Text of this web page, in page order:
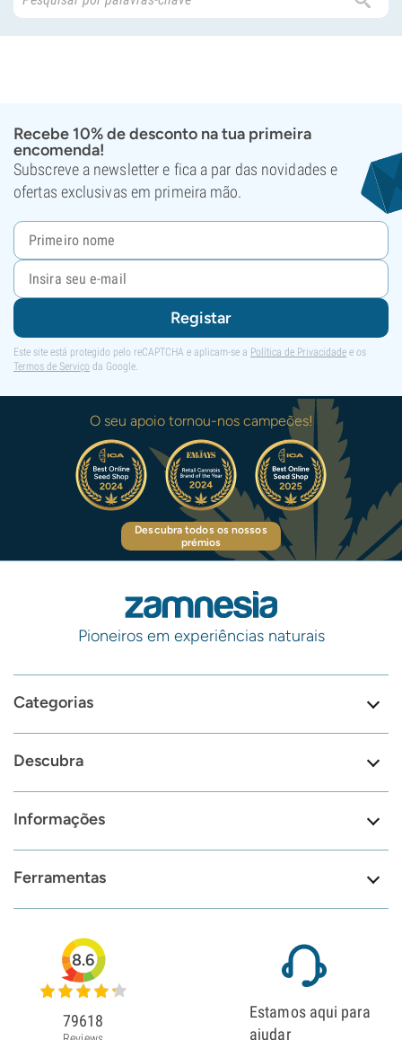
Recebe 10% de desconto na tua primeira
encomenda!
Subscreve a newsletter e fica a par das novidades e
ofertas exclusivas em primeira mão.
Registar
Este site está protegido pelo reCAPTCHA e aplicam-se a Política de Privacidade e os
Termos de Serviço da Google.
O seu apoio tornou-nos campeões!
Descubra todos os nossos
prémios
Pioneiros em experiências naturais
Categorias
Descubra
Informações
Ferramentas
8.6
79618
Estamos aqui para
ajudar